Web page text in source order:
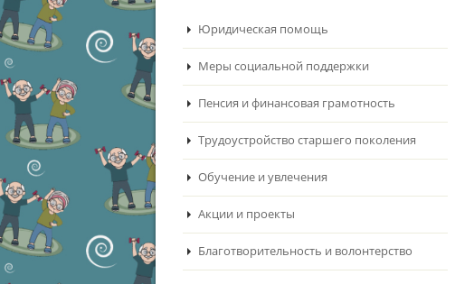
Юридическая помощь
Меры социальной поддержки
Пенсия и финансовая грамотность
Трудоустройство старшего поколения
Обучение и увлечения
Акции и проекты
Благотворительность и волонтерство